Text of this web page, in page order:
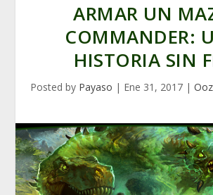
ARMAR UN
COMMANDER:
HISTORIA SIN
Posted by Payaso | Ene 31, 2017 |